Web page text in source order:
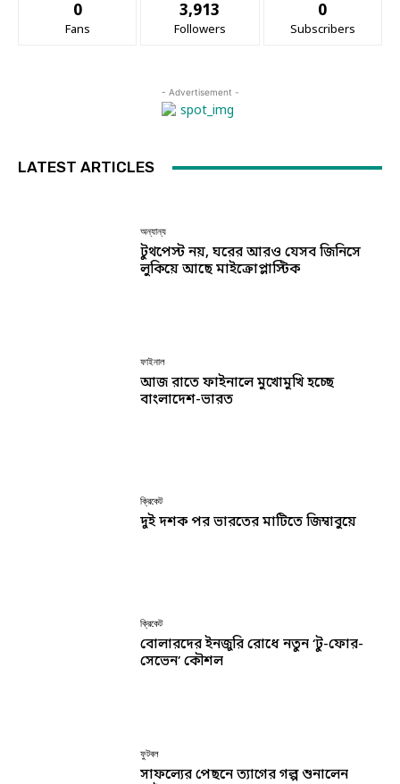
0
Fans
3,913
Followers
0
Subscribers
- Advertisement -
LATEST ARTICLES
অন্যান্য
টুথপেস্ট নয়, ঘরের আরও যেসব জিনিসে
লুকিয়ে আছে মাইক্রোপ্লাস্টিক
ফাইনাল
আজ রাতে ফাইনালে মুখোমুখি হচ্ছে
বাংলাদেশ-ভারত
ক্রিকেট
দুই দশক পর ভারতের মাটিতে জিম্বাবুয়ে
ক্রিকেট
বোলারদের ইনজুরি রোধে নতুন ‘টু-ফোর-
সেভেন’ কৌশল
ফুটবল
সাফল্যের পেছনে ত্যাগের গল্প শুনালেন